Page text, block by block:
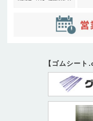
【ゴムシート